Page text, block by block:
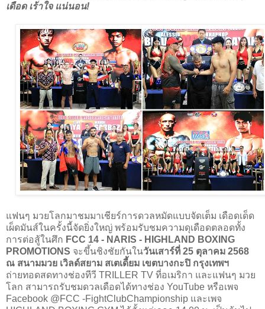
เดือด เร้าใจ แน่นอน!
แฟนๆ มวยโลกมาชมมาเชียร์การดวลหมัดแบบจัดเต็ม เดือดเด็ด
เผ็ดมันส์ในครั้งนี้จัดยิ่งใหญ่ พร้อมรับชมความดุเดือดตลอดทั้ง
การต่อสู้ในศึก FCC 14 - NARIS - HIGHLAND BOXING
PROMOTIONS จะขึ้นชิงชัยกันในวันเสาร์ที่ 25 ตุลาคม 2568
ณ สนามมวย เวิลด์สยาม สเตเดี้ยม เขตบางกะปิ กรุงเทพฯ
ถ่ายทอดสดทางช่องทีวี TRILLER TV ที่อเมริกา และแฟนๆ มวย
โลก สามารถรับชมดวลเดือดได้ทางช่อง YouTube หรือเพจ
Facebook @FCC -FightClubChampionship และเพจ